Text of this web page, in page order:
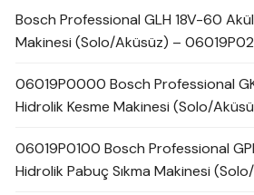
Bosch Professional GLH 18V-60
Makinesi (Solo/Aküsüz) –
06019P0000 Bosch Professional
Hidrolik Kesme Makinesi (Solo/
06019P0100 Bosch Professional
Hidrolik Pabuç Sıkma Makinesi